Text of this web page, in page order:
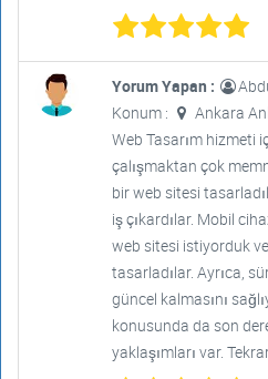
Yorum Yapan :
Konum :
Ankara
Web Tasarım hizmeti
çalışmaktan çok
bir web sitesi
iş çıkardılar. Mobil
web sitesi istiyorduk
tasarladılar. Ayrıca,
güncel kalmasını
konusunda da son
yaklaşımları var.